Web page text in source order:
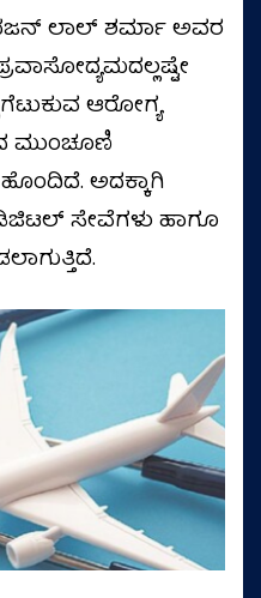
ಲಾಲ್ ಶರ್ಮಾ ಅವರ
ಆರೋಗ್ಯ
ಮುಂಚೂಣಿ
ಅದಕ್ಕಾಗಿ
ಸೇವೆಗಳು ಹಾಗೂ